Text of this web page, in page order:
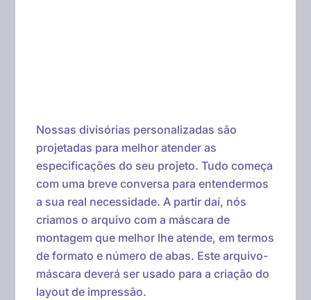
Nossas divisórias personalizadas são
projetadas para melhor atender as
especificações do seu projeto. Tudo começa
com uma breve conversa para entendermos
a sua real necessidade. A partir daí, nós
criamos o arquivo com a máscara de
montagem que melhor lhe atende, em termos
de formato e número de abas. Este arquivo-
máscara deverá ser usado para a criação do
layout de impressão.